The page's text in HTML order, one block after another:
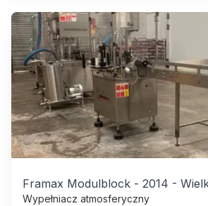
Framax Modulblock - 2014 -
Wypełniacz atmosferyczny